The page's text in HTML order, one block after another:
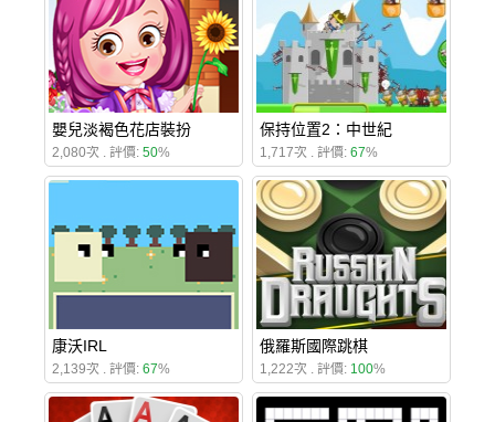
嬰兒淡褐色花店裝扮
2,080次 . 評價: 50%
保持位置2：中世紀
1,717次 . 評價: 67%
康沃IRL
2,139次 . 評價: 67%
俄羅斯國際跳棋
1,222次 . 評價: 100%